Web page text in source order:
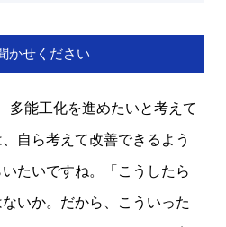
かせください
多能工化を進めたいと考えて
自ら考えて改善できるよう
たいですね。「こうしたら
いか。だから、こういった